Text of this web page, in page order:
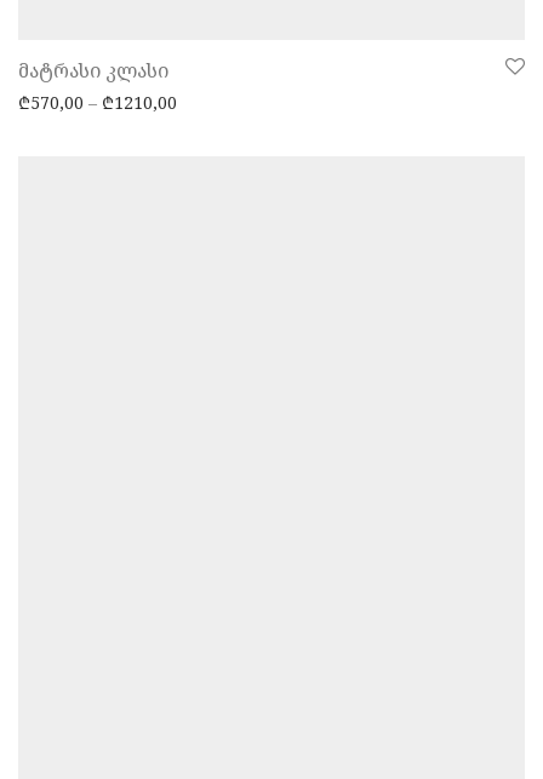
მატრასი კლასი
₾570,00 – ₾1210,00